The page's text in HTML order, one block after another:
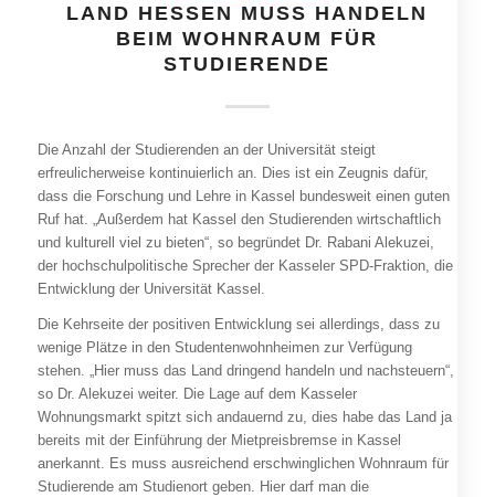
LAND HESSEN MUSS HANDELN
BEIM WOHNRAUM FÜR
STUDIERENDE
Die Anzahl der Studierenden an der Universität steigt
erfreulicherweise kontinuierlich an. Dies ist ein Zeugnis dafür,
dass die Forschung und Lehre in Kassel bundesweit einen guten
Ruf hat. „Außerdem hat Kassel den Studierenden wirtschaftlich
und kulturell viel zu bieten“, so begründet Dr. Rabani Alekuzei,
der hochschulpolitische Sprecher der Kasseler SPD-Fraktion, die
Entwicklung der Universität Kassel.
Die Kehrseite der positiven Entwicklung sei allerdings, dass zu
wenige Plätze in den Studentenwohnheimen zur Verfügung
stehen. „Hier muss das Land dringend handeln und nachsteuern“,
so Dr. Alekuzei weiter. Die Lage auf dem Kasseler
Wohnungsmarkt spitzt sich andauernd zu, dies habe das Land ja
bereits mit der Einführung der Mietpreisbremse in Kassel
anerkannt. Es muss ausreichend erschwinglichen Wohnraum für
Studierende am Studienort geben. Hier darf man die